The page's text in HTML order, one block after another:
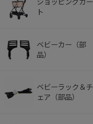
ショッピングカー
ト
ベビーカー（部
品）
ベビーラック＆チ
ェア（部品）